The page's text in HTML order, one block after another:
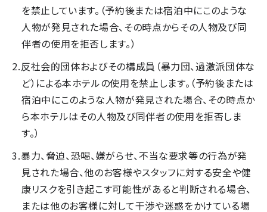
を禁止しています。（予約後または宿泊中にこのような
人物が発見された場合、その時点からその人物及び同
伴者の使用を拒否します。）
反社会的団体およびその構成員（暴力団、過激派団体な
ど）による本ホテルの使用を禁止します。（予約後または
宿泊中にこのような人物が発見された場合、その時点か
ら本ホテルはその人物及び同伴者の使用を拒否しま
す。）
暴力、脅迫、恐喝、嫌がらせ、不当な要求等の行為が発
見された場合、他のお客様やスタッフに対する安全や健
康リスクを引き起こす可能性があると判断される場合、
または他のお客様に対して干渉や迷惑をかけている場